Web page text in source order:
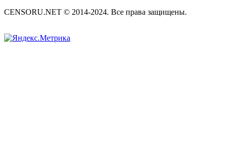
CENSORU.NET © 2014-2024. Все права защищены.